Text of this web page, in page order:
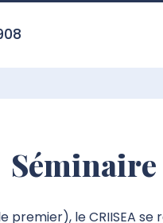
le CRIISEA